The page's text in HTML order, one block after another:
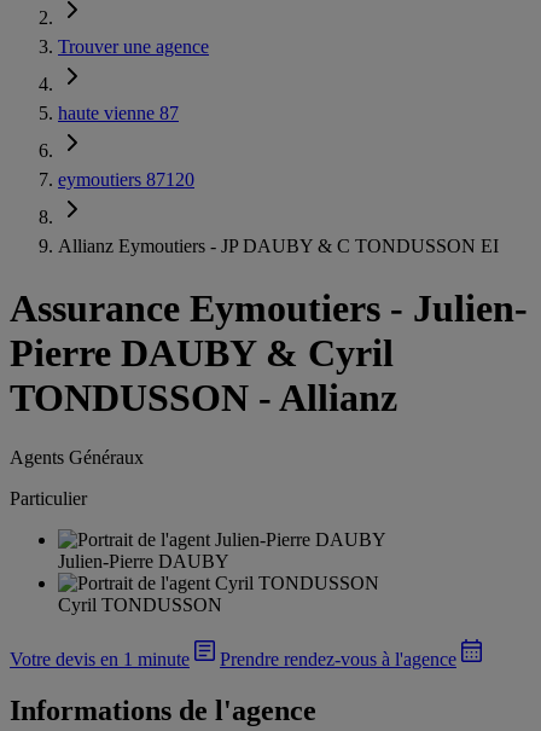
Trouver une agence
haute vienne 87
eymoutiers 87120
Allianz Eymoutiers - JP DAUBY & C TONDUSSON EI
Assurance Eymoutiers - Julien-
Pierre DAUBY & Cyril
TONDUSSON - Allianz
Agents Généraux
Particulier
Julien-Pierre DAUBY
Cyril TONDUSSON
Votre devis en 1 minute Prendre rendez-vous à l'agence
Informations de l'agence